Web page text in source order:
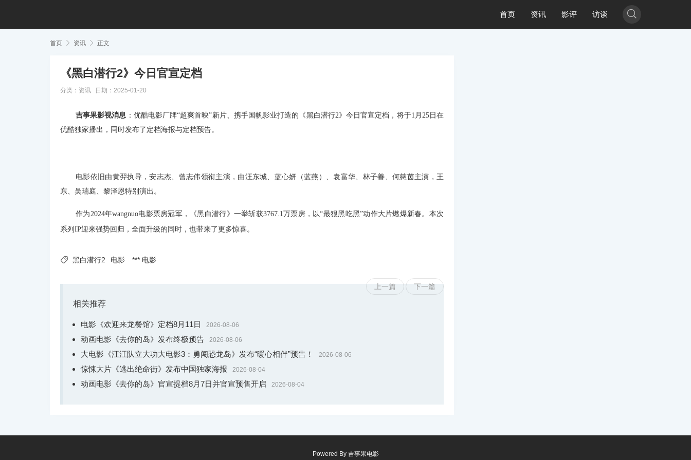
首页 资讯 影评 访谈 
首页  资讯  正文
《黑白潜行2》今日官宣定档
分类： 资讯 日期：2025-01-20
吉事果影视消息 ：优酷电影厂牌“超爽首映”新片、携手国帆影业打造的《黑白潜行2》今日官宣定档，将于1月25日在
优酷独家播出，同时发布了定档海报与定档预告。
电影依旧由黄羿执导，安志杰、曾志伟领衔主演，由汪东城、蓝心妍（蓝燕）、袁富华、林子善、何慈茵主演，王
东、吴瑞庭、黎泽恩特别演出。
作为2024年wangnuo电影票房冠军，《黑白潜行》一举斩获3767.1万票房，以“最狠黑吃黑”动作大片燃爆新春。本次
系列IP迎来强势回归，全面升级的同时，也带来了更多惊喜。
 黑白潜行2 电影 *** 电影
上一篇 下一篇
相关推荐
电影《欢迎来龙餐馆》定档8月11日 2026-08-06
动画电影《去你的岛》发布终极预告 2026-08-06
大电影《汪汪队立大功大电影3：勇闯恐龙岛》发布“暖心相伴”预告！ 2026-08-06
惊悚大片《逃出绝命街》发布中国独家海报 2026-08-04
动画电影《去你的岛》官宣提档8月7日并官宣预售开启 2026-08-04
Powered By 吉事果电影